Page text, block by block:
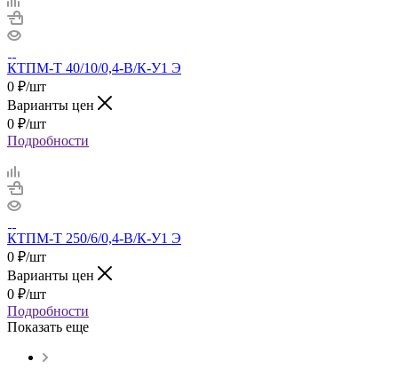
КТПМ-Т 40/10/0,4-В/К-У1 Э
0 ₽/шт
Варианты цен
0 ₽/шт
Подробности
КТПМ-Т 250/6/0,4-В/К-У1 Э
0 ₽/шт
Варианты цен
0 ₽/шт
Подробности
Показать еще